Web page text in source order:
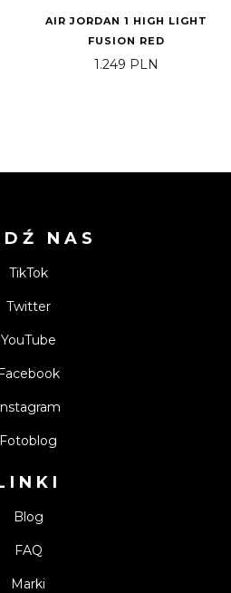
Zakres cen: od 699 PLN do 799 PLN
AIR JORDAN 1 HIGH LIGHT
FUSION RED
1.249 PLN
NAS
TikTok
Twitter
YouTube
Fotoblog
Blog
FAQ
Marki